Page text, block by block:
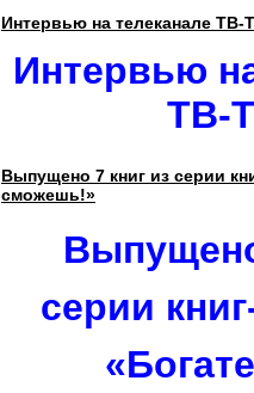
Интервью на телеканале ТВ-
Интервью
ТВ-
Выпущено 7 книг из серии
сможешь!»
серии